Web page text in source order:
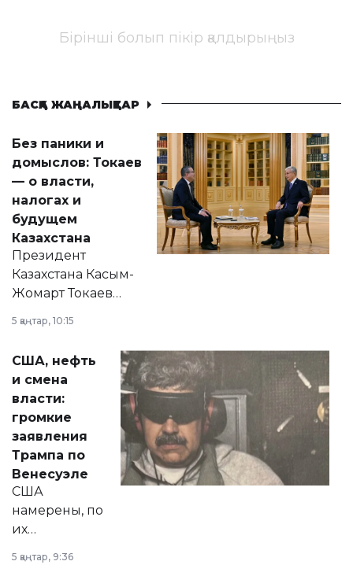
Бірінші болып пікір қалдырыңыз
БАСҚА ЖАҢАЛЫҚТАР
Без паники и
домыслов: Токаев
— о власти,
налогах и
будущем
Казахстана
Президент
Казахстана Касым-
Жомарт Токаев
сразу несколько
актуальных тем —
от слухов о
политических
реформах до
вопросов армии,
экономики и
личного здоровья.
5 қаңтар, 10:15
США, нефть
и смена
власти:
громкие
заявления
Трампа по
Венесуэле
США
намерены, по
их
принести
5 қаңтар, 9:36